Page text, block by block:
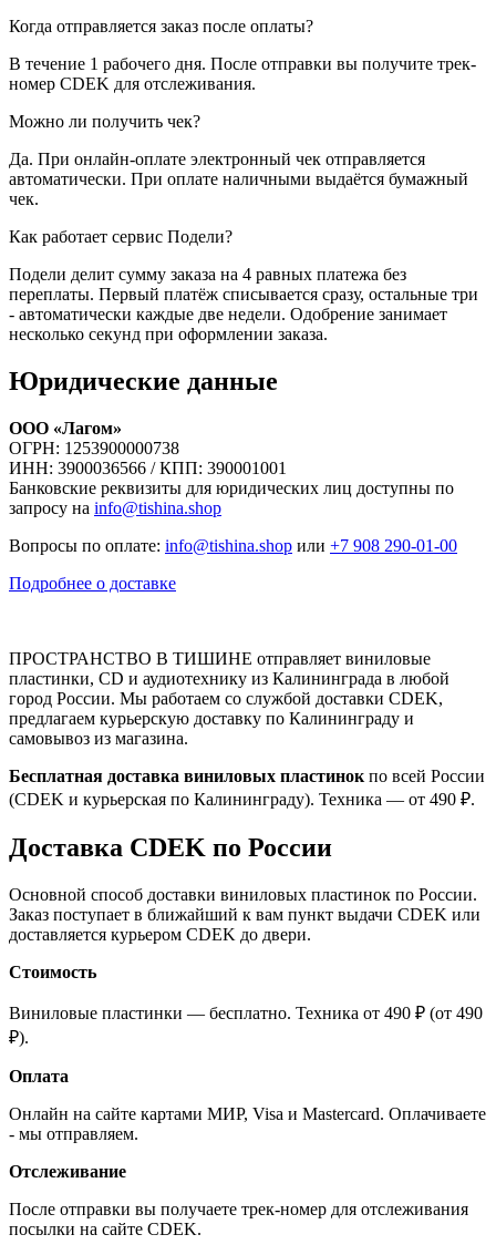
Когда отправляется заказ после оплаты?
В течение 1 рабочего дня. После отправки вы получите трек-
номер CDEK для отслеживания.
Можно ли получить чек?
Да. При онлайн-оплате электронный чек отправляется
автоматически. При оплате наличными выдаётся бумажный
чек.
Как работает сервис Подели?
Подели делит сумму заказа на 4 равных платежа без
переплаты. Первый платёж списывается сразу, остальные три
- автоматически каждые две недели. Одобрение занимает
несколько секунд при оформлении заказа.
Юридические данные
ООО «Лагом»
ОГРН: 1253900000738
ИНН: 3900036566 / КПП: 390001001
Банковские реквизиты для юридических лиц доступны по
запросу на info@tishina.shop
Вопросы по оплате: info@tishina.shop или +7 908 290-01-00
Подробнее о доставке
ПРОСТРАНСТВО В ТИШИНЕ отправляет виниловые
пластинки, CD и аудиотехнику из Калининграда в любой
город России. Мы работаем со службой доставки CDEK,
предлагаем курьерскую доставку по Калининграду и
самовывоз из магазина.
Бесплатная доставка виниловых пластинок по всей России
(CDEK и курьерская по Калининграду). Техника — от 490 ₽.
Доставка CDEK по России
Основной способ доставки виниловых пластинок по России.
Заказ поступает в ближайший к вам пункт выдачи CDEK или
доставляется курьером CDEK до двери.
Стоимость
Виниловые пластинки — бесплатно. Техника от 490 ₽ (от 490
₽).
Оплата
Онлайн на сайте картами МИР, Visa и Mastercard. Оплачиваете
- мы отправляем.
Отслеживание
После отправки вы получаете трек-номер для отслеживания
посылки на сайте CDEK.